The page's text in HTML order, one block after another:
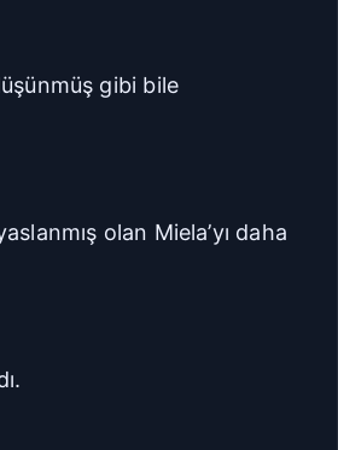
gibi bile
olan Miela’yı daha